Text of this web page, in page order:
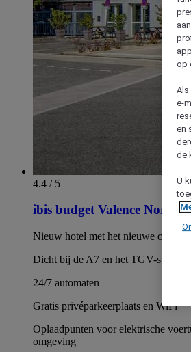
4.4 / 5
ibis budget Valence Nord
Nieuw hotel met het nieuwe
Dicht bij de A7 en het TGV-station
24/7 automaten
Gratis privéparkeerplaats en WiFi
Oplaadpunten voor elektrische
omgeving
op
Als
e-
en
de
U